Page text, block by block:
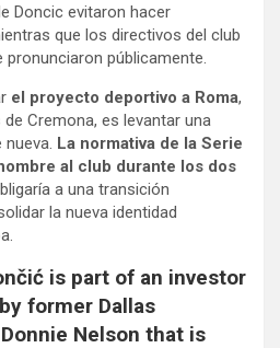
Doncic evitaron hacer
que los directivos del club
públicamente.
el proyecto deportivo a Roma,
Cremona, es levantar una
La normativa de la Serie
al club durante los dos
a una transición
la nueva identidad
is part of an investor
former Dallas
Nelson that is